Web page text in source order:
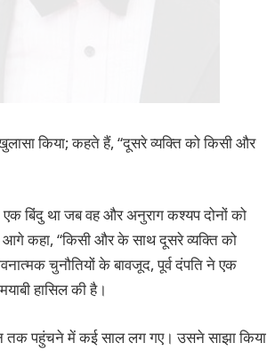
किया; कहते हैं, “दूसरे व्यक्ति को किसी और
बिंदु था जब वह और अनुराग कश्यप दोनों को
कहा, “किसी और के साथ दूसरे व्यक्ति को
चुनौतियों के बावजूद, पूर्व दंपति ने एक
हासिल की है।
तक पहुंचने में कई साल लग गए। उसने साझा किया